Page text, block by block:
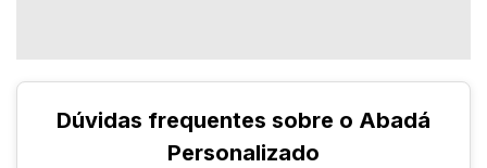
Dúvidas frequentes sobre o Abadá
Personalizado